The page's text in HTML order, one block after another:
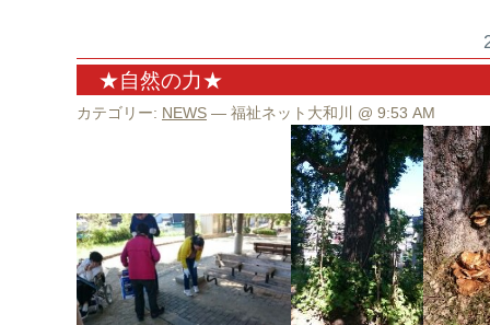
★自然の力★
カテゴリー: NEWS — 福祉ネット大和川 @ 9:53 AM